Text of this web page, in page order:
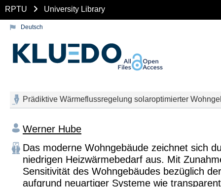
RPTU University Library
Deutsch
Prädiktive Wärmeflussregelung solaroptimierter
Werner Hube
Das moderne Wohngebäude zeichnet sich
niedrigen Heizwärmebedarf aus. Mit
Sensitivität des Wohngebäudes bezüglich
aufgrund neuartiger Systeme wie